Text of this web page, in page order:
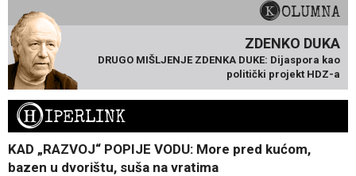
KOLUMNA
ZDENKO DUKA
DRUGO MIŠLJENJE ZDENKA DUKE: Dijaspora kao
politički projekt HDZ-a
HIPERLINK
KAD „RAZVOJ“ POPIJE VODU: More pred kućom,
bazen u dvorištu, suša na vratima